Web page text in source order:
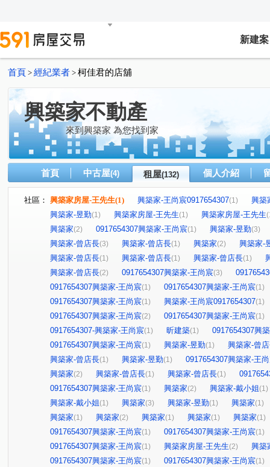
新建案
首頁 > 經紀業者 > 柯佳君的店舖
興築家不動產
來到興築家 為您找到家
首頁 中古屋(4) 租屋(132) 個人介紹
社區： 興築家房屋-王先生(1) 興築家-王尚宸0917654307(1)
興築
興築家-昱勤(1) 興築家房屋-王先生(1) 興築家房屋-王先生
興築家(2) 0917654307興築家-王尚宸(1) 興築家-昱勤(3)
興築家-曾店長(3) 興築家-曾店長(1) 興築家(2)
興築家-
興築家-曾店長(1) 興築家-曾店長(1) 興築家-曾店長(1)
興築家-曾店長(2) 0917654307興築家-王尚宸(3)
0917654307興築家-王尚宸(1) 0917654307興築家-王尚宸(1)
0917654307興築家-王尚宸(1) 興築家-王尚宸0917654307(1)
0917654307興築家-王尚宸(2) 0917654307興築家-王尚宸(1)
0917654307-興築家-王尚宸(1) 昕建築(1)
0917654307興
0917654307興築家-王尚宸(1) 興築家-昱勤(1)
興築家-曾
興築家-曾店長(1) 興築家-昱勤(1)
0917654307興築家-王
興築家(2) 興築家-曾店長(1) 興築家-曾店長(1)
0917654307興築家-王尚宸(1) 興築家(2) 興築家-戴小姐(1)
興築家-戴小姐(1) 興築家(3) 興築家-昱勤(1) 興築家(1)
興築家(1) 興築家(2) 興築家(1) 興築家(1) 興築家(1)
0917654307興築家-王尚宸(1) 0917654307興築家-王尚宸(1)
0917654307興築家-王尚宸(1) 興築家房屋-王先生(2)
興築
0917654307興築家-王尚宸(1) 0917654307興築家-王尚宸(1)